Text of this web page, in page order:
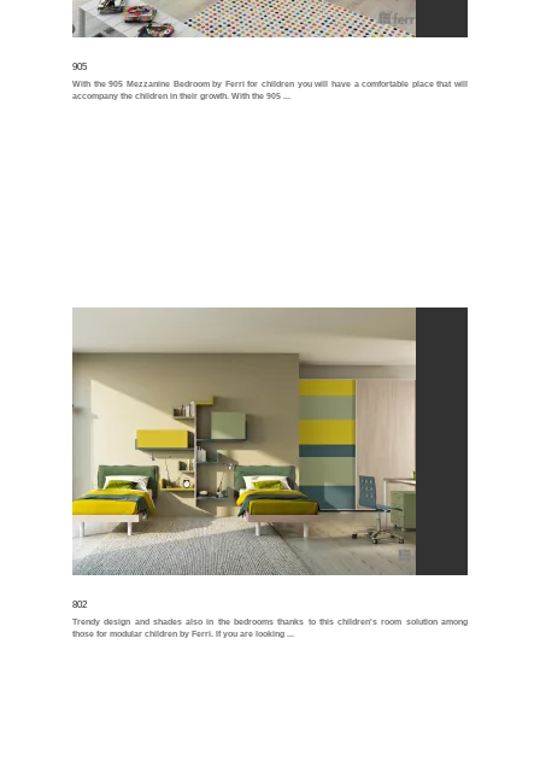
905
With the 905 Mezzanine Bedroom by Ferri for children you will have a comfortable place that will
accompany the children in their growth. With the 905 ...
802
Trendy design and shades also in the bedrooms thanks to this children's room solution among
those for modular children by Ferri. If you are looking ...